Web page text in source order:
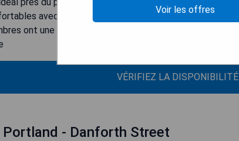
avec climatisation
ont une cheminée au gaz
VÉRIFIEZ LA DISPONIBILITÉ
Portland - Danforth Street
Voir les offres